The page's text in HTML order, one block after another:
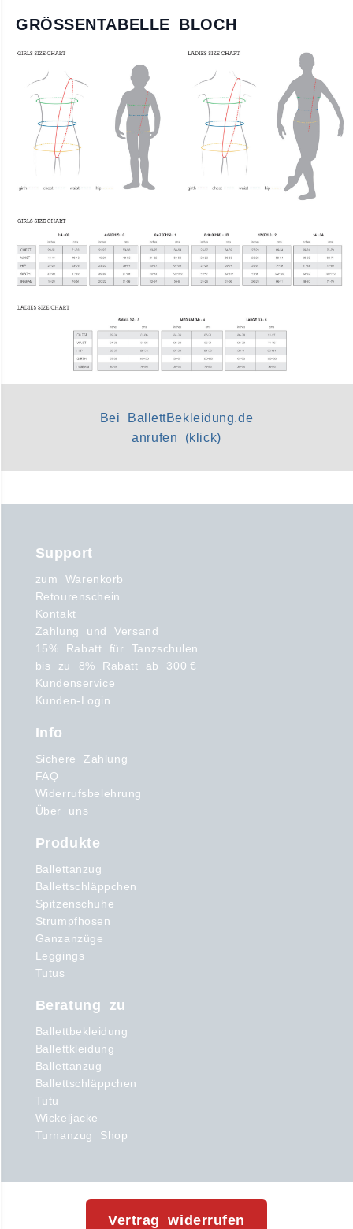
GRÖSSENTABELLE BLOCH
Bei BallettBekleidung.de
anrufen (klick)
Support
zum Warenkorb
Retourenschein
Kontakt
Zahlung und Versand
15% Rabatt für Tanzschulen
bis zu 8% Rabatt ab 300 €
Kundenservice
Kunden-Login
Info
Sichere Zahlung
FAQ
Widerrufsbelehrung
Über uns
Produkte
Ballettanzug
Ballettschläppchen
Spitzenschuhe
Strumpfhosen
Ganzanzüge
Leggings
Tutus
Beratung zu
Ballettbekleidung
Ballettkleidung
Ballettanzug
Ballettschläppchen
Tutu
Wickeljacke
Turnanzug Shop
Vertrag widerrufen